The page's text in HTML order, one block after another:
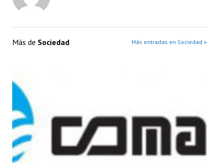
Más de Sociedad Más entradas en Sociedad »